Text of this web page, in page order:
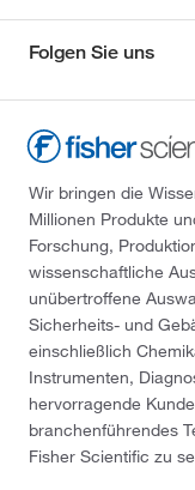
Folgen Sie uns
Wir bringen die
Millionen Produkte
Forschung,
wissenschaftliche
unübertroffene
Sicherheits- und
einschließlich
Instrumenten,
hervorragende
branchenführendes
Fisher Scientific zu